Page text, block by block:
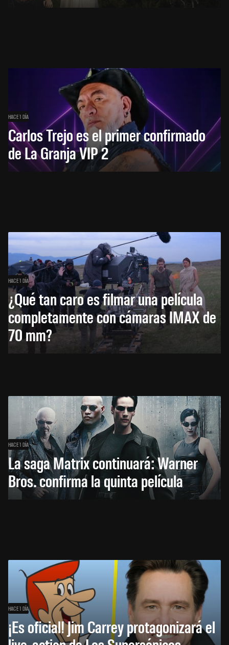
HACE 1 DÍA
Carlos Trejo es el primer confirmado
de La Granja VIP 2
HACE 1 DÍA
¿Qué tan caro es filmar una película
completamente con cámaras IMAX de
70 mm?
HACE 1 DÍA
La saga Matrix continuará: Warner
Bros. confirma la quinta película
HACE 1 DÍA
¡Es oficial! Jim Carrey protagonizará el